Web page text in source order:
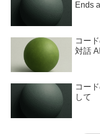
Ends
コー
対話
コー
して